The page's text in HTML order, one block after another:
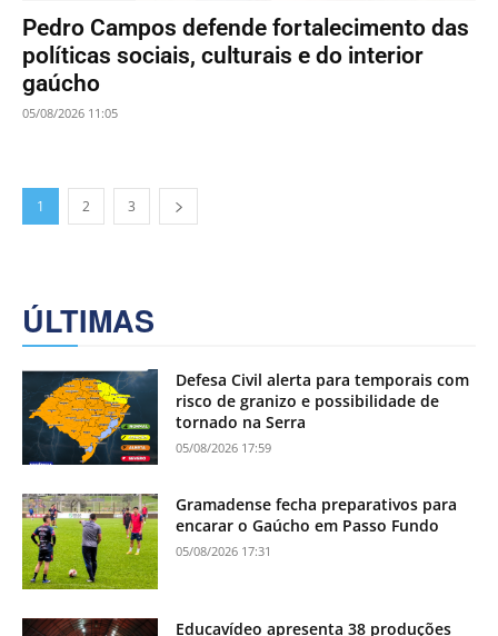
Pedro Campos defende fortalecimento das
políticas sociais, culturais e do interior
gaúcho
05/08/2026 11:05
1 2 3
ÚLTIMAS
Defesa Civil alerta para temporais com
risco de granizo e possibilidade de
tornado na Serra
05/08/2026 17:59
Gramadense fecha preparativos para
encarar o Gaúcho em Passo Fundo
05/08/2026 17:31
Educavídeo apresenta 38 produções